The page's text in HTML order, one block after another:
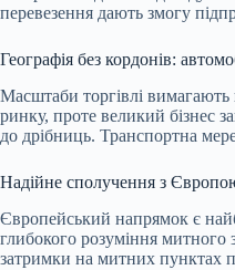
перевезення дають змогу
Географія без кордонів:
Масштаби торгівлі вимагають
ринку, проте великий бізнес
до дрібниць. Транспортна
Надійне сполучення з
Європейський напрямок є
глибокого розуміння митного
затримки на митних пунктах